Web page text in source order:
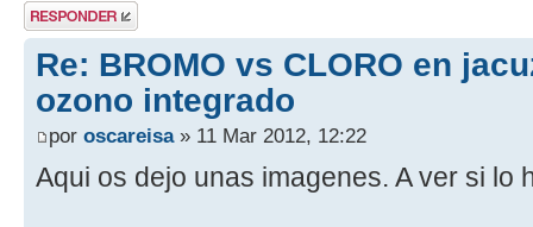
Publicar una
respuesta
Re: BROMO vs CLORO en
ozono integrado
por oscareisa» 11 Mar 2012, 12:22
Aqui os dejo unas imagenes. A ver si lo